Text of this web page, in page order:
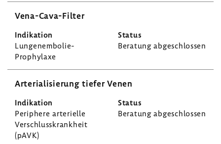
Vena-​Cava-Filter
Lungenembolie-​
Prophylaxe
Bera­tung abge­schlossen
Arte­ria­li­sie­rung tiefer Venen
Peri­phere arte­ri­elle
Verschluss­krank­heit
(pAVK)
Bera­tung abge­schlossen